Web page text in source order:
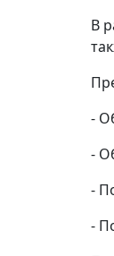
В
-
-
-
-